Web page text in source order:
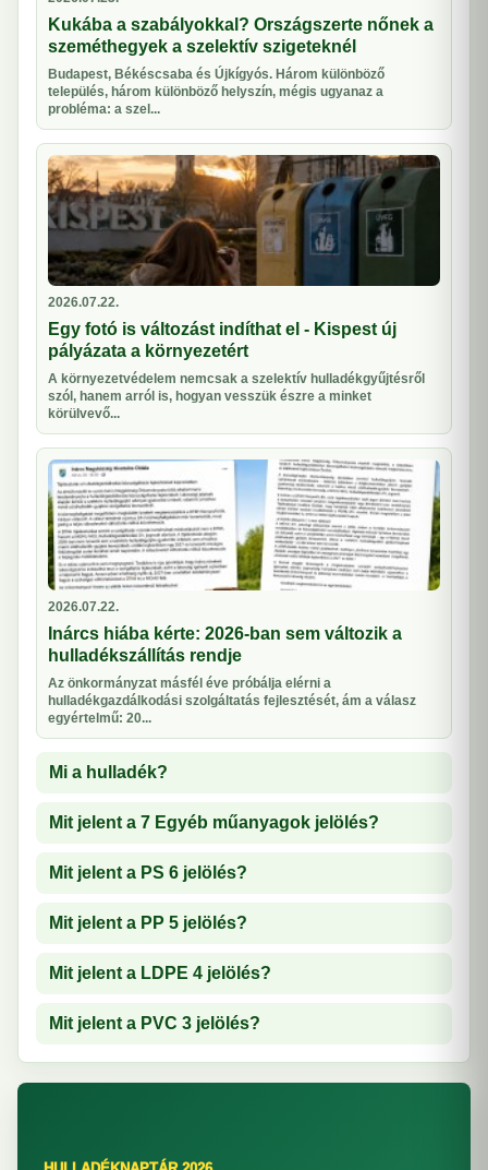
Kukába a szabályokkal? Országszerte nőnek a
szeméthegyek a szelektív szigeteknél
Budapest, Békéscsaba és Újkígyós. Három különböző
település, három különböző helyszín, mégis ugyanaz a
probléma: a szel...
2026.07.22.
Egy fotó is változást indíthat el - Kispest új
pályázata a környezetért
A környezetvédelem nemcsak a szelektív hulladékgyűjtésről
szól, hanem arról is, hogyan vesszük észre a minket
körülvevő...
2026.07.22.
Inárcs hiába kérte: 2026-ban sem változik a
hulladékszállítás rendje
Az önkormányzat másfél éve próbálja elérni a
hulladékgazdálkodási szolgáltatás fejlesztését, ám a válasz
egyértelmű: 20...
Mi a hulladék?
Mit jelent a 7 Egyéb műanyagok jelölés?
Mit jelent a PS 6 jelölés?
Mit jelent a PP 5 jelölés?
Mit jelent a LDPE 4 jelölés?
Mit jelent a PVC 3 jelölés?